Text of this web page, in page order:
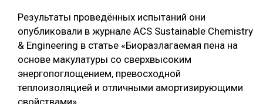
Результаты проведённых испытаний они
опубликовали в журнале ACS Sustainable Chemistry
& Engineering в статье «Биоразлагаемая пена на
основе макулатуры со сверхвысоким
энергопоглощением, превосходной
теплоизоляцией и отличными амортизирующими